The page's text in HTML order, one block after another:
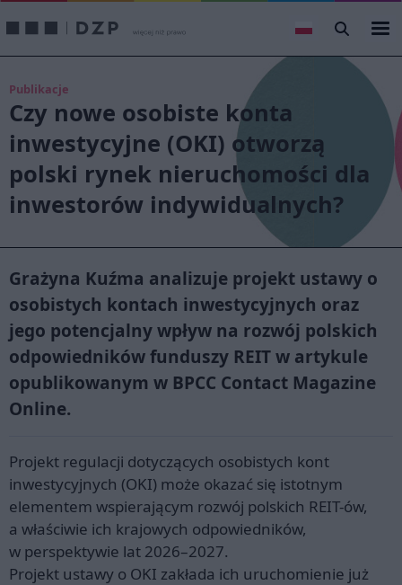
Publikacje
Czy nowe osobiste konta
inwestycyjne (OKI) otworzą
polski rynek nieruchomości dla
inwestorów indywidualnych?
Grażyna Kuźma analizuje projekt ustawy o
osobistych kontach inwestycyjnych oraz
jego potencjalny wpływ na rozwój polskich
odpowiedników funduszy REIT w artykule
opublikowanym w BPCC Contact Magazine
Online.
Projekt regulacji dotyczących osobistych kont
inwestycyjnych (OKI) może okazać się istotnym
elementem wspierającym rozwój polskich REIT-ów,
a właściwie ich krajowych odpowiedników,
w perspektywie lat 2026–2027.
Projekt ustawy o OKI zakłada ich uruchomienie już